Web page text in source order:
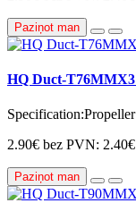
Paziņot man
HQ Duct-
2.90€ bez PVN: 2.40€
Paziņot man